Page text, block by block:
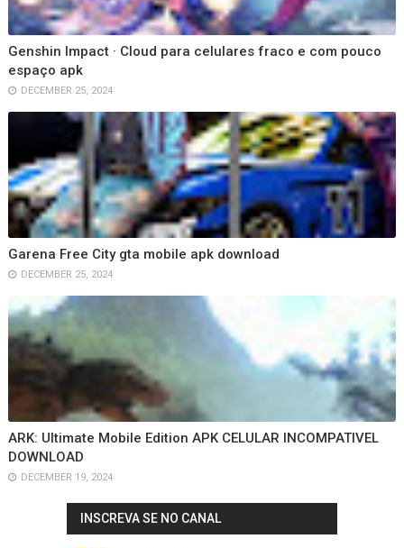
Genshin Impact · Cloud para celulares fraco e com pouco
espaço apk
DECEMBER 25, 2024
Garena Free City gta mobile apk download
DECEMBER 25, 2024
ARK: Ultimate Mobile Edition APK CELULAR INCOMPATIVEL
DOWNLOAD
DECEMBER 19, 2024
INSCREVA SE NO CANAL